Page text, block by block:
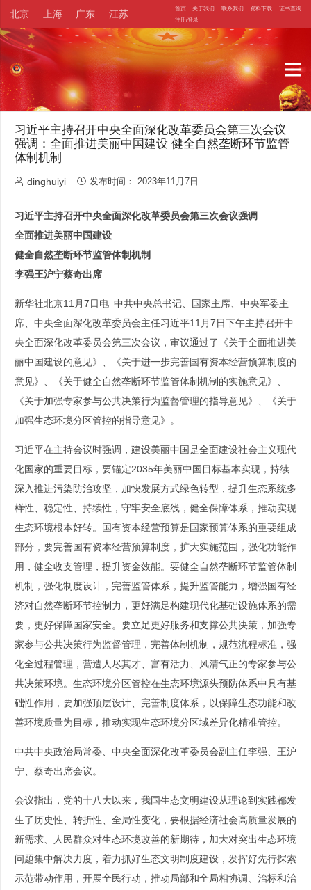
北京 上海 广东 江苏 首页 关于我们 联系我们 资料下载
证书查询
注册/登录
习近平主持召开中央全面深化改革委员会第三次会议
强调：全面推进美丽中国建设 健全自然垄断环节监管
体制机制
dinghuiyi 发布时间：2023年11月7日
习近平主持召开中央全面深化改革委员会第三次会议强调
全面推进美丽中国建设
健全自然垄断环节监管体制机制
李强王沪宁蔡奇出席
新华社北京11月7日电 中共中央总书记、国家主席、中央军委主
席、中央全面深化改革委员会主任习近平11月7日下午主持召开中
央全面深化改革委员会第三次会议，审议通过了《关于全面推进美
丽中国建设的意见》、《关于进一步完善国有资本经营预算制度的
意见》、《关于健全自然垄断环节监管体制机制的实施意见》、
《关于加强专家参与公共决策行为监督管理的指导意见》、《关于
加强生态环境分区管控的指导意见》。
习近平在主持会议时强调，建设美丽中国是全面建设社会主义现代
化国家的重要目标，要锚定2035年美丽中国目标基本实现，持续
深入推进污染防治攻坚，加快发展方式绿色转型，提升生态系统多
样性、稳定性、持续性，守牢安全底线，健全保障体系，推动实现
生态环境根本好转。国有资本经营预算是国家预算体系的重要组成
部分，要完善国有资本经营预算制度，扩大实施范围，强化功能作
用，健全收支管理，提升资金效能。要健全自然垄断环节监管体制
机制，强化制度设计，完善监管体系，提升监管能力，增强国有经
济对自然垄断环节控制力，更好满足构建现代化基础设施体系的需
要，更好保障国家安全。要立足更好服务和支撑公共决策，加强专
家参与公共决策行为监督管理，完善体制机制，规范流程标准，强
化全过程管理，营造人尽其才、富有活力、风清气正的专家参与公
共决策环境。生态环境分区管控在生态环境源头预防体系中具有基
础性作用，要加强顶层设计、完善制度体系，以保障生态功能和改
善环境质量为目标，推动实现生态环境分区域差异化精准管控。
中共中央政治局常委、中央全面深化改革委员会副主任李强、王沪
宁、蔡奇出席会议。
会议指出，党的十八大以来，我国生态文明建设从理论到实践都发
生了历史性、转折性、全局性变化，要根据经济社会高质量发展的
新需求、人民群众对生态环境改善的新期待，加大对突出生态环境
问题集中解决力度，着力抓好生态文明制度建设，发挥好先行探索
示范带动作用，开展全民行动，推动局部和全局相协调、治标和治